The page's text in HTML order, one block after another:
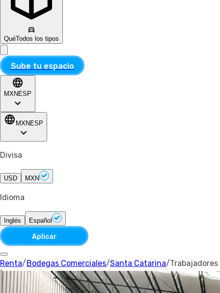
QuéTodos los tipos
Sube tu espacio
MXN ESP
MXN ESP
Divisa
USD MXN
Idioma
Inglés Español
Aplicar
Renta/ Bodegas Comerciales/Santa Catarina/Trabajadores